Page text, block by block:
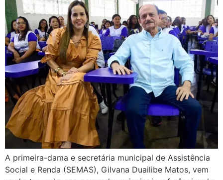
A primeira-dama e secretária municipal de Assistência
Social e Renda (SEMAS), Gilvana Duailibe Matos, vem